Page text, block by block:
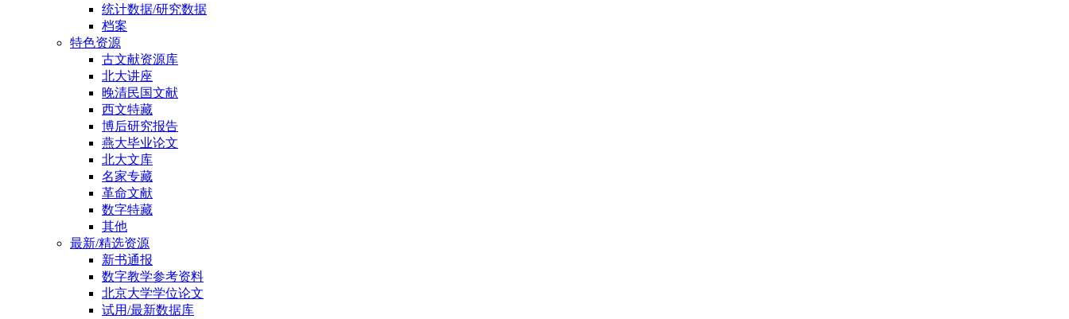
统计数据/研究数据
档案
特色资源
古文献资源库
北大讲座
晚清民国文献
西文特藏
博后研究报告
燕大毕业论文
北大文库
名家专藏
革命文献
数字特藏
其他
最新/精选资源
新书通报
数字教学参考资料
北京大学学位论文
试用/最新数据库